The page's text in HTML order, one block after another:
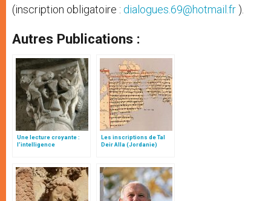
(inscription obligatoire : dialogues.69@hotmail.fr ).
Autres Publications :
Une lecture croyante :
l’intelligence
Les inscriptions de Tal
Deir Alla (Jordanie)